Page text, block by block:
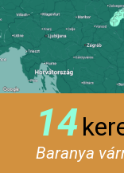
14
Baranya